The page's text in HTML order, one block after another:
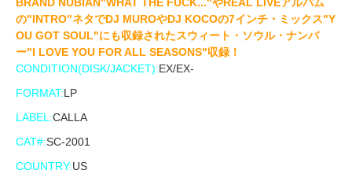
BRAND NUBIAN"WHAT THE FUCK..."やREAL LIVEアルバム
の"INTRO"ネタでDJ MUROやDJ KOCOの7インチ・ミックス"Y
OU GOT SOUL"にも収録されたスウィート・ソウル・ナンバ
ー"I LOVE YOU FOR ALL SEASONS"収録！
CONDITION(DISK/JACKET):EX/EX-
FORMAT:LP
LABEL:CALLA
CAT#:SC-2001
COUNTRY:US